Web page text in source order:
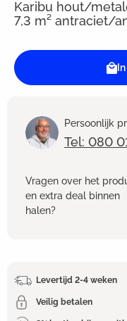
Karibu hout/
7,3 m² antraciet/
Persoonlijk
Tel: 080
Vragen over het
en extra deal binnen
halen?
Levertijd 2-4 weken
Veilig betalen